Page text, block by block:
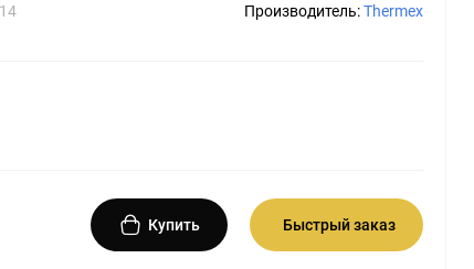
Производитель:Thermex
Купить Быстрый заказ